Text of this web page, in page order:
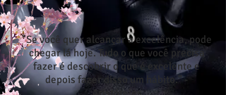
"Se você quer alcançar a excelência, pode
chegar lá hoje. Tudo o que você precisa
fazer é descobrir o que é excelente e
depois fazer disso um hábito." -